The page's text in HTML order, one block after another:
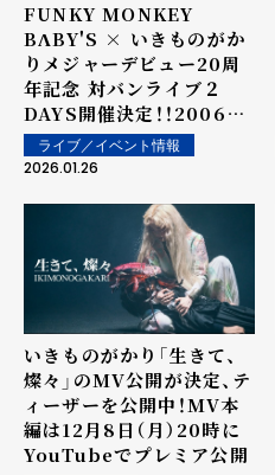
FUNKY MONKEY
BΛBY'S × いきものがか
りメジャーデビュー20周
年記念 対バンライブ２
DAYS開催決定！！2006年
デビューの盟友が20年の
時を経てスペシャルライ
（土）、21日（日）＠東京ガー
デンシアター
ライブ／イベント情報
2026.01.26
いきものがかり「生きて、
燦々」のMV公開が決定、テ
ィーザーを公開中！MV本
編は12月8日（月）20時に
YouTubeでプレミア公開